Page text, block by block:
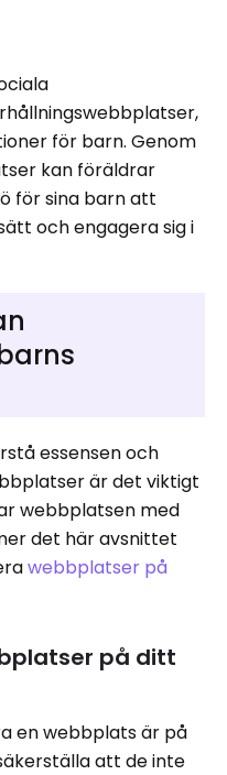
för barn. Genom
kan föräldrar
för sina barn att
och engagera sig i
essensen och
är det viktigt
webbplatsen med
det här avsnittet
webbplatser på
på ditt
en webbplats är på
att de inte